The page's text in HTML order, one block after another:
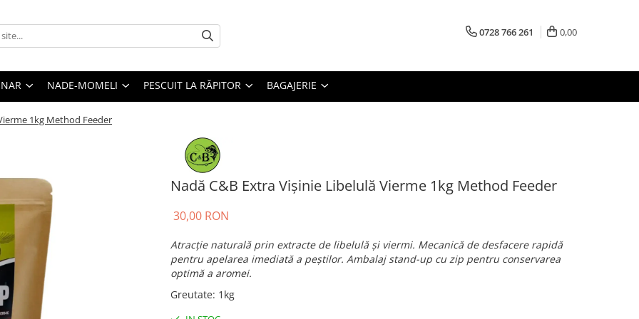
0728 766 261 0,00
NADE-MOMELI PESCUIT LA RĂPITOR BAGAJERIE
1kg Method Feeder
Nadă C&B Extra Vișinie Libelulă Vierme 1kg Method Feeder
30,00 RON
Atracție naturală prin extracte de libelulă și viermi. Mecanică de desfacere rapidă
pentru apelarea imediată a peștilor. Ambalaj stand-up cu zip pentru conservarea
optimă a aromei.
Greutate: 1kg